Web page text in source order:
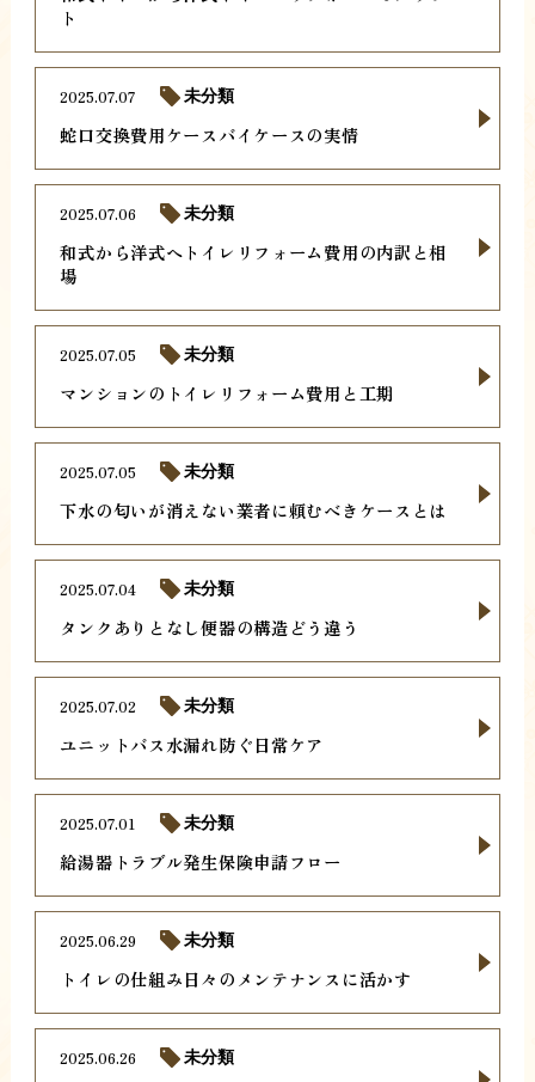
ト
蛇口交換費用ケースバイケースの実情
2025.07.07 未分類
和式から洋式へトイレリフォーム費用の内訳と相
場
2025.07.06 未分類
マンションのトイレリフォーム費用と工期
2025.07.05 未分類
下水の匂いが消えない業者に頼むべきケースとは
2025.07.05 未分類
タンクありとなし便器の構造どう違う
2025.07.04 未分類
ユニットバス水漏れ防ぐ日常ケア
2025.07.02 未分類
給湯器トラブル発生保険申請フロー
2025.07.01 未分類
トイレの仕組み日々のメンテナンスに活かす
2025.06.29 未分類
2025.06.26 未分類